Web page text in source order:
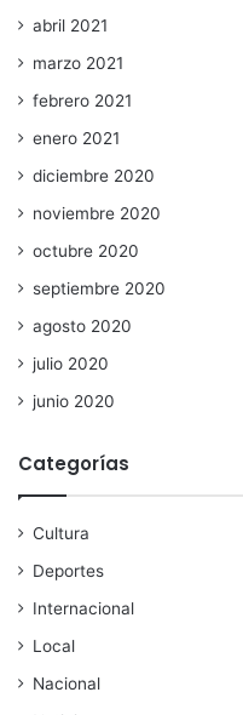
abril 2021
marzo 2021
febrero 2021
enero 2021
diciembre 2020
noviembre 2020
octubre 2020
septiembre 2020
agosto 2020
julio 2020
junio 2020
Categorías
Cultura
Deportes
Internacional
Local
Nacional